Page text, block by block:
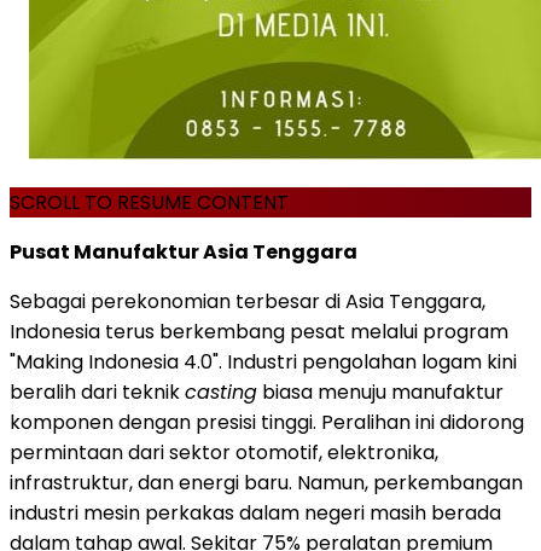
SCROLL TO RESUME CONTENT
Pusat Manufaktur Asia Tenggara
Sebagai perekonomian terbesar di Asia Tenggara,
Indonesia terus berkembang pesat melalui program
"Making Indonesia 4.0". Industri pengolahan logam kini
beralih dari teknikcasting biasa menuju manufaktur
komponen dengan presisi tinggi. Peralihan ini didorong
permintaan dari sektor otomotif, elektronika,
infrastruktur, dan energi baru. Namun, perkembangan
industri mesin perkakas dalam negeri masih berada
dalam tahap awal. Sekitar 75% peralatan premium